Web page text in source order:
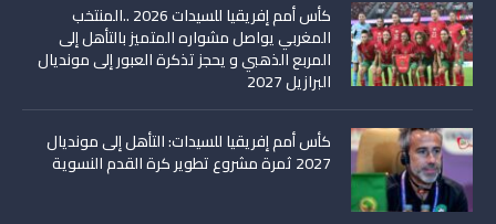
كأس أمم إفريقيا للسيدات 2026 ..المنتخب
المغربي يواصل مشواره المتميز بالتأهل إلى
المربع الذهبي و يحجز تذكرة العبور إلى مونديال
البرازيل 2027
كأس أمم إفريقيا للسيدات: التأهل إلى مونديال
2027 ثمرة مشروع تطوير كرة القدم النسوية